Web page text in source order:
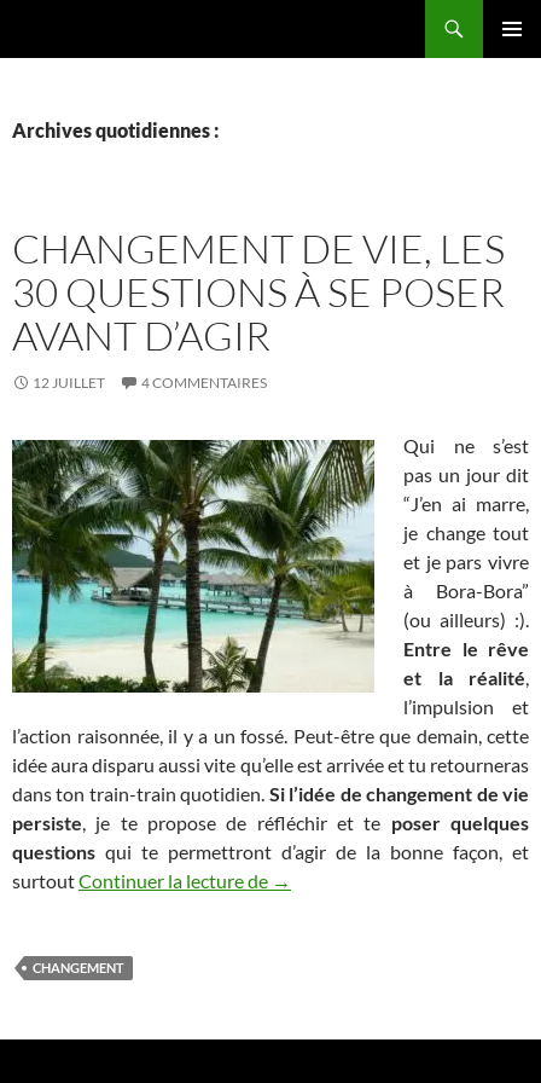
Archives quotidiennes :
CHANGEMENT DE VIE, LES
30 QUESTIONS À SE POSER
AVANT D’AGIR
12 JUILLET 4 COMMENTAIRES
Qui ne s’est
pas un jour dit
“J’en ai marre,
je change tout
et je pars vivre
à Bora-Bora”
(ou ailleurs) :).
Entre le rêve
et la réalité,
l’impulsion et
l’action raisonnée, il y a un fossé. Peut-être que demain, cette
idée aura disparu aussi vite qu’elle est arrivée et tu retourneras
dans ton train-train quotidien. Si l’idée de changement de vie
persiste, je te propose de réfléchir et te poser quelques
questions qui te permettront d’agir de la bonne façon, et
surtoutContinuer la lecture de Changement de vie, les 30
→
CHANGEMENT